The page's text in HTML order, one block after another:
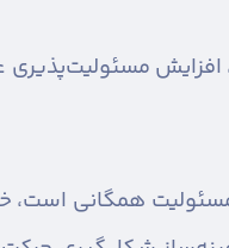
افزایش
همگانی است،